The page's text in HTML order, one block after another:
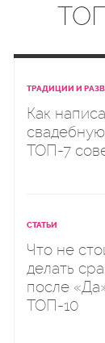
ТРАДИЦИИ И
Как
свадебную
ТОП-7
СТАТЬИ
Что не
делать
после
ТОП-10